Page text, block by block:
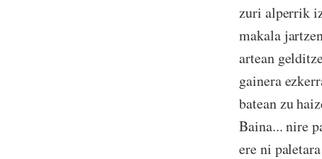
zuri alperrik
makala
artean
gainera
batean zu
Baina... nire
ere ni